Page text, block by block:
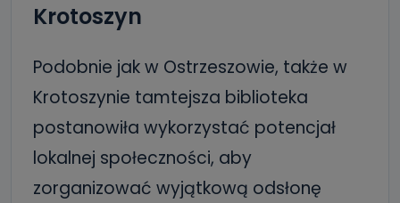
Krotoszyn
Podobnie jak w Ostrzeszowie, także w
Krotoszynie tamtejsza biblioteka
postanowiła wykorzystać potencjał
lokalnej społeczności, aby
zorganizować wyjątkową odsłonę